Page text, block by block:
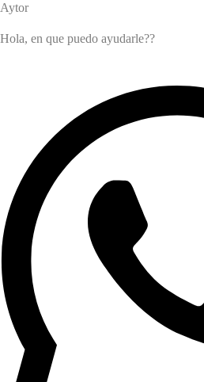
Aytor
Hola, en que puedo ayudarle??